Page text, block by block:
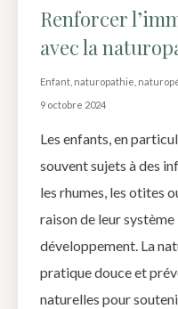
Renforcer
avec la
Enfant naturopathie
9 octobre 2024
Les enfants, en
souvent sujets à des
les rhumes, les otites
raison de leur
développement. La
pratique douce et
naturelles pour